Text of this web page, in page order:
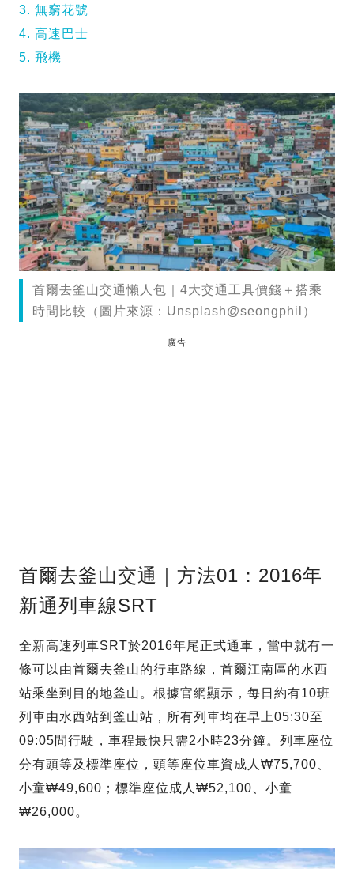
3. 無窮花號
4. 高速巴士
5. 飛機
首爾去釜山交通懶人包｜4大交通工具價錢＋搭乘
時間比較（圖片來源：Unsplash@seongphil）
廣告
首爾去釜山交通｜方法01：2016年
新通列車線SRT
全新高速列車SRT於2016年尾正式通車，當中就有一
條可以由首爾去釜山的行車路線，首爾江南區的水西
站乘坐到目的地釜山。根據官網顯示，每日約有10班
列車由水西站到釜山站，所有列車均在早上05:30至
09:05間行駛，車程最快只需2小時23分鐘。列車座位
分有頭等及標準座位，頭等座位車資成人₩75,700、
小童₩49,600；標準座位成人₩52,100、小童
₩26,000。